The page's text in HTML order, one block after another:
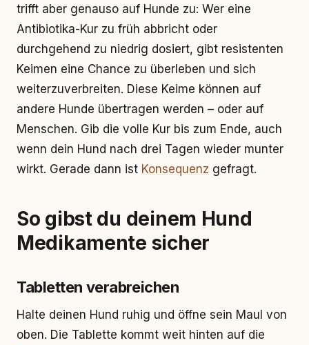
trifft aber genauso auf Hunde zu: Wer eine
Antibiotika-Kur zu früh abbricht oder
durchgehend zu niedrig dosiert, gibt resistenten
Keimen eine Chance zu überleben und sich
weiterzuverbreiten. Diese Keime können auf
andere Hunde übertragen werden – oder auf
Menschen. Gib die volle Kur bis zum Ende, auch
wenn dein Hund nach drei Tagen wieder munter
wirkt. Gerade dann ist Konsequenz gefragt.
So gibst du deinem Hund
Medikamente sicher
Tabletten verabreichen
Halte deinen Hund ruhig und öffne sein Maul von
oben. Die Tablette kommt weit hinten auf die